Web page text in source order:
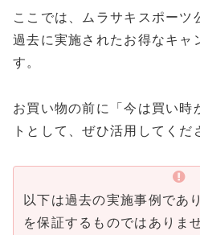
ここでは、ムラサキスポーツ
過去に実施されたお得なキャ
す。
お買い物の前に「今は買い時
トとして、ぜひ活用してくだ
以下は過去の実施事例であ
を保証するものではありま